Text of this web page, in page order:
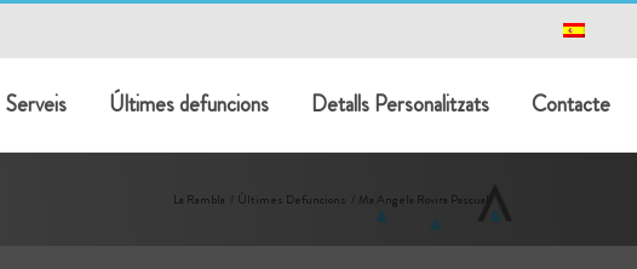
Serveis Últimes defuncions Detalls Personalitzats Contacte
La Rambla Últimes Defuncions Ma Angela Rovira Pascual